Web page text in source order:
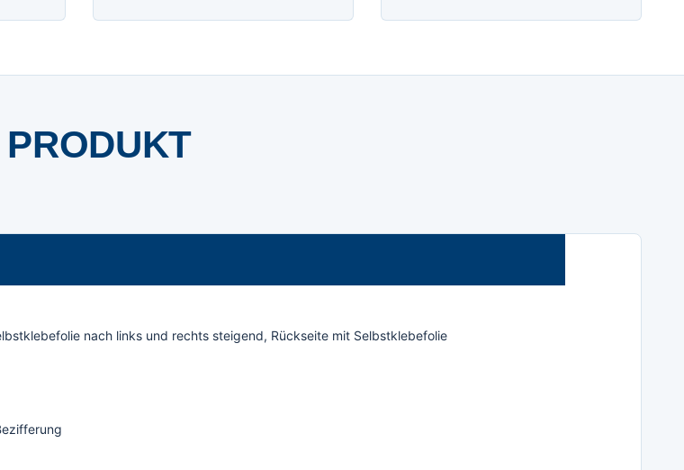
nach links und rechts steigend, Rückseite mit Selbstklebefolie